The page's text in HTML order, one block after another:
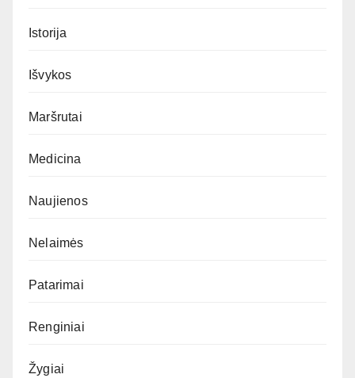
Istorija
Išvykos
Maršrutai
Medicina
Naujienos
Nelaimės
Patarimai
Renginiai
Žygiai